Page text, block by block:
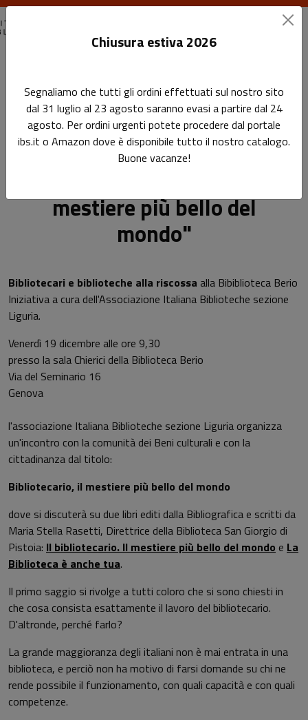
Genova - Presentazione del volume "Bibliotecario. Il mestiere
più bello del mondo"
Genova - Presentazione del
mestiere più bello del
mondo"
Sottotitolo non presente
Bibliotecari e biblioteche alla riscossa alla Bibiblioteca Berio
Iniziativa a cura dell'Associazione Italiana Biblioteche sezione
Liguria.
Venerdì 19 dicembre alle ore 9,30
presso la sala Chierici della Biblioteca Berio
Via del Seminario 16
Genova
l'associazione Italiana Biblioteche sezione Liguria organizza
un'incontro con la comunità dei Beni culturali e con la
cittadinanza dal titolo:
Bibliotecario, il mestiere più bello del mondo
dove si discuterà su due libri editi dalla Bibliografica e scritti da
Maria Stella Rasetti, Direttrice della Biblioteca San Giorgio di
Pistoia: Il bibliotecario. Il mestiere più bello del mondo e La
Biblioteca è anche tua.
Il primo saggio si rivolge a tutti coloro che si sono chiesti in
che cosa consista esattamente il lavoro del bibliotecario.
D'altronde, perché farlo?
La grande maggioranza degli italiani non è mai entrata in una
biblioteca, e perciò non ha motivo di farsi domande su chi ne
rende possibile il funzionamento, con quali capacità e con quali
competenze.
Chiusura estiva 2026
Segnaliamo che tutti gli ordini effettuati sul nostro sito
dal 31 luglio al 23 agosto saranno evasi a partire dal 24
agosto. Per ordini urgenti potete procedere dal portale
ibs.it o Amazon dove è disponibile tutto il nostro catalogo.
Buone vacanze!